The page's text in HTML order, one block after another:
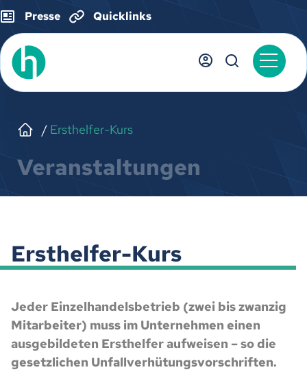
Presse Quicklinks
Ersthelfer-Kurs
Veranstaltungen
Ersthelfer-Kurs
Jeder Einzelhandelsbetrieb (zwei bis zwanzig
Mitarbeiter) muss im Unternehmen einen
ausgebildeten Ersthelfer aufweisen – so die
gesetzlichen Unfallverhütungsvorschriften.